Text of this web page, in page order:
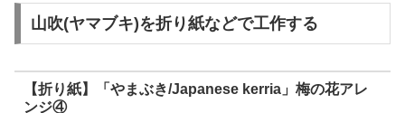
山吹(ヤマブキ)を折り紙などで工作する
【折り紙】「やまぶき/Japanese kerria」梅の花アレ
ンジ④